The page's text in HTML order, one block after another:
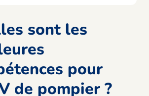
sont les
pour
de pompier ?